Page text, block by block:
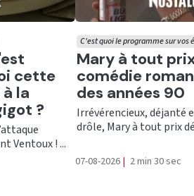
cette
la
?
Ventoux ! ...
Ecouter
Mary à tout
comédie
des années 90
C'est quoi le programme sur vos
Irrévérencieux, déjanté
drôle, Mary à tout prix
07-08-2026 | 2 min 30 sec